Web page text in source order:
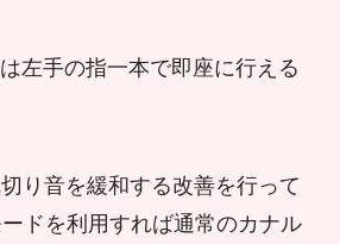
左手の指一本で即座に行える
り音を緩和する改善を行って
ドを利用すれば通常のカナル